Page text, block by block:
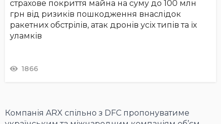
страхове покриття майна на суму до 100 млн
грн від ризиків пошкодження внаслідок
ракетних обстрілів, атак дронів усіх типів та їх
уламків
1866
Компанія ARX спільно з DFC пропонуватиме